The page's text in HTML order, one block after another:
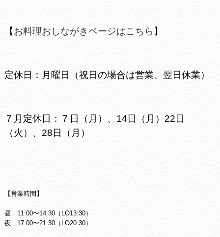
【お料理おしながきページはこちら 】
定休日：月曜日（祝日の場合は営業、翌日休業）
７月定休日：７日（月）、14日（月）22日
（火）、28日（月）
【営業時間】
昼 11:00〜14:30（LO13:30）
夜 17:00〜21:30（LO20:30）